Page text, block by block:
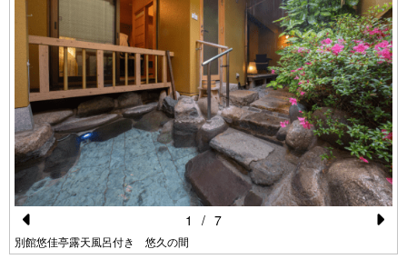
Pr
別館悠佳亭露天風呂付き 悠久の間
1 / 7